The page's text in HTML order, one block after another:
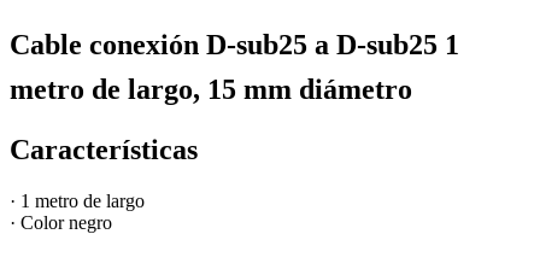
Cable conexión D-sub25 a D-sub25 1
metro de largo, 15 mm diámetro
Características
· 1 metro de largo
· Color negro